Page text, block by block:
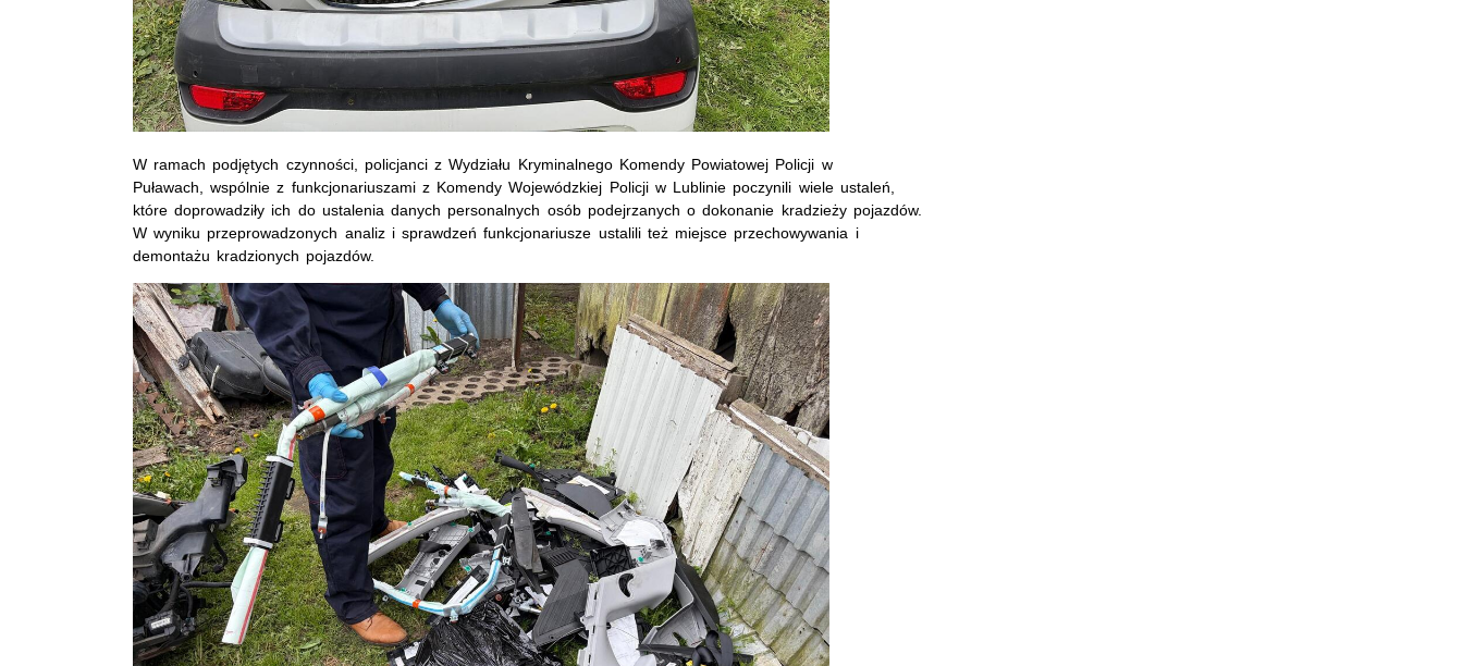
W ramach podjętych czynności, policjanci z Wydziału Kryminalnego Komendy Powiatowej Policji w
Puławach, wspólnie z funkcjonariuszami z Komendy Wojewódzkiej Policji w Lublinie poczynili wiele ustaleń,
które doprowadziły ich do ustalenia danych personalnych osób podejrzanych o dokonanie kradzieży pojazdów.
W wyniku przeprowadzonych analiz i sprawdzeń funkcjonariusze ustalili też miejsce przechowywania i
demontażu kradzionych pojazdów.